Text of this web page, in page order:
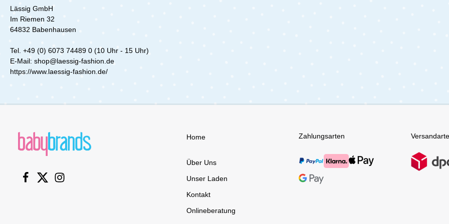
die Eltern.Einfache Pflege: Der
praktische Bio-Baumwollanteil sorgt
nicht nur für Komfort, sondern
Lätzchen. Sie können problemlos
bei 40 °C gewaschen werden, um
Flecken und Verschmutzungen
effizient zu entfernen, ohne dabei
Materialien: Die LÄSSIG Lätzchen
für nachhaltige Materialien und
höchste Qualität, um sowohl den
Bedürfnissen der Kinder als auch
zu werden.Mit den wasserdichten
Lätzchen im 5er Set von LÄSSIG
Lässig GmbH
Im Riemen 32
64832 Babenhausen
Tel. +49 (0) 6073 74489 0 (10 Uhr - 15 Uhr)
E-Mail: shop@laessig-fashion.de
https://www.laessig-fashion.de/
Zahlungsarten
Home
Über Uns
Unser Laden
Kontakt
Onlineberatung